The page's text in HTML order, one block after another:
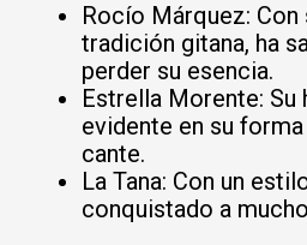
Rocío Márquez: Con
tradición gitana, ha
perder su esencia.
Estrella Morente: Su
evidente en su
cante.
La Tana: Con un
conquistado a